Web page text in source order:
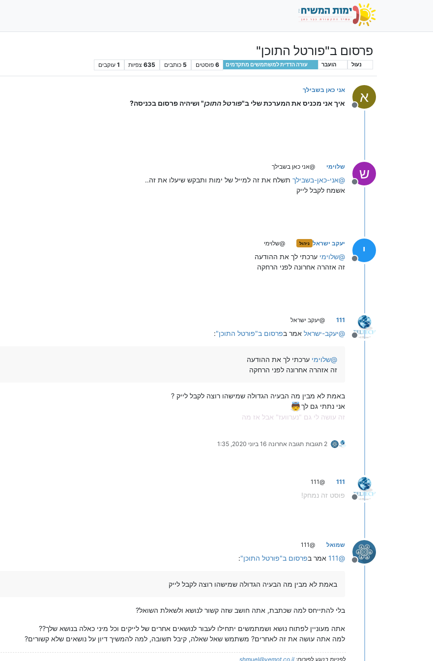
פרסום ב"פורטל התוכן"
נעול הועבר עזרה הדדית למשתמשים מתקדמים 6 פוסטים 5 כותבים 635 צפיות 1 עוקבים
א
מנותק
אני כאן בשבילך
איך אני מכניס את המערכת שלי ב"פורטל התוכן" ושיהיה פרסום בכניסה?
ש
מנותק
שלוימי @אני כאן בשבילך
@אני-כאן-בשבילך תשלח את זה למייל של ימות ותבקש שיעלו את זה..
אשמח לקבל לייק
י
מנותק
יעקב ישראל ניהול @שלוימי
@שלוימי ערכתי לך את ההודעה
זה אזהרה אחרונה לפני הרחקה
מנותק
111 @יעקב ישראל
@יעקב-ישראל אמר בפרסום ב"פורטל התוכן":
@שלוימי ערכתי לך את ההודעה
זה אזהרה אחרונה לפני הרחקה
באמת לא מבין מה הבעיה הגדולה שמישהו רוצה לקבל לייק ?
אני נתתי גם לך
זה עושה לי גם "נערוועז" אבל אז מה
2 תגובות תגובה אחרונה 16 ביוני 2020, 1:35
מנותק
111
@111
פוסט זה נמחק!
מנותק
שמואל @111
@
111 אמר בפרסום ב"פורטל התוכן":
באמת לא מבין מה הבעיה הגדולה שמישהו רוצה לקבל לייק
בלי להתייחס למה שכתבת, אתה חושב שזה קשור לנושא ולשאלת השואל?
אתה מעוניין לפתוח נושא ושמתמשים יתחילו לעבור לנושאים אחרים של לייקים וכל מיני כאלה בנושא שלך??
למה אתה עושה את זה לאחרים? משתמש שאל שאלה, קיבל תשובה, למה להמשיך דיון על נושאים שלא קשורים?
לפניות בנוגע לפורום: shmuel@yemot.co.il